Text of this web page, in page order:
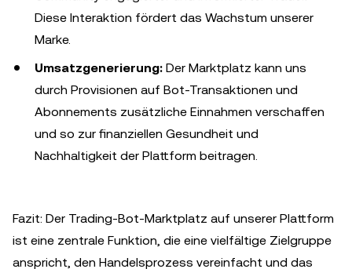
Diese Interaktion fördert das Wachstum unserer
Marke.
Umsatzgenerierung: Der Marktplatz kann uns
durch Provisionen auf Bot-Transaktionen und
Abonnements zusätzliche Einnahmen verschaffen
und so zur finanziellen Gesundheit und
Nachhaltigkeit der Plattform beitragen.
Fazit: Der Trading-Bot-Marktplatz auf unserer Plattform
ist eine zentrale Funktion, die eine vielfältige Zielgruppe
anspricht, den Handelsprozess vereinfacht und das